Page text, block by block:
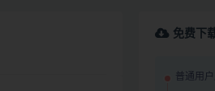
免费下
普通用户